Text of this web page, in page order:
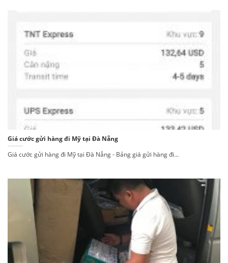
Giá cước gửi hàng đi Mỹ tại Đà Nẵng
Giá cước gửi hàng đi Mỹ tại Đà Nẵng - Bảng giá gửi hàng đi...